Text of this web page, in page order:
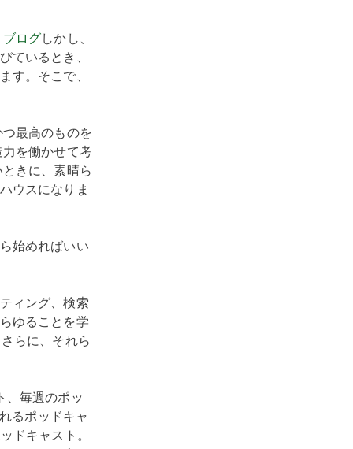
ログしかし、
ているとき、
す。そこで、
最高のものを
を働かせて考
きに、素晴ら
ウスになりま
始めればいい
ィング、検索
ゆることを学
らに、それら
、毎週のポッ
るポッドキャ
ドキャスト。